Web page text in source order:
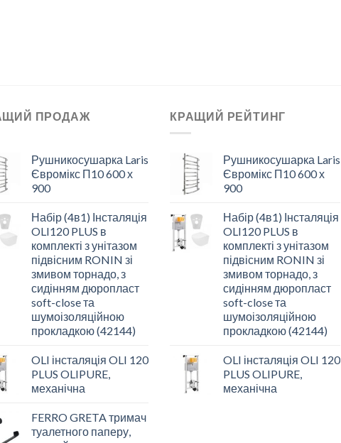
ПРОДАЖ
Рушникосушарка Laris
Євромікс П10 600 х
900
Набір (4в1) Інсталяція
OLI120 PLUS в
комплекті з унітазом
підвісним RONIN зі
змивом торнадо, з
сидінням дюропласт
soft-close та
шумоізоляційною
прокладкою (42144)
OLI інсталяція OLI 120
PLUS OLIPURE,
механічна
FERRO GRETA тримач
туалетного паперу,
КРАЩИЙ РЕЙТИНГ
Рушникосушарка Laris
Євромікс П10 600 х
900
Набір (4в1) Інсталяція
OLI120 PLUS в
комплекті з унітазом
підвісним RONIN зі
змивом торнадо, з
сидінням дюропласт
soft-close та
шумоізоляційною
прокладкою (42144)
OLI інсталяція OLI 120
PLUS OLIPURE,
механічна